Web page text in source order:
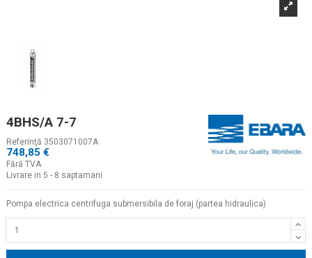
4BHS/A 7-7
Referinţă 3503071007A
748,85 €
Fără TVA
Livrare in 5 - 8 saptamani
Pompa electrica centrifuga submersibila de foraj (partea hidraulica)